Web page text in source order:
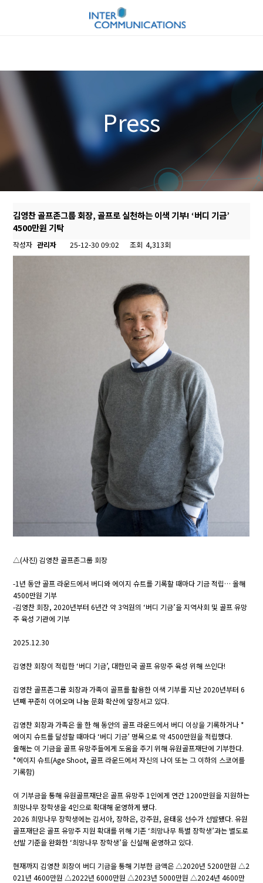
Press
김영찬 골프존그룹 회장, 골프로 실천하는 이색 기부! ‘버디 기금’
4500만원 기탁
작성자 관리자 25-12-30 09:02 조회 4,313회
△(사진) 김영찬 골프존그룹 회장
-1년 동안 골프 라운드에서 버디와 에이지 슈트를 기록할 때마다 기금 적립… 올해
4500만원 기부
-김영찬 회장, 2020년부터 6년간 약 3억원의 ‘버디 기금’을 지역사회 및 골프 유망
주 육성 기관에 기부
2025.12.30
김영찬 회장이 적립한 ‘버디 기금’, 대한민국 골프 유망주 육성 위해 쓰인다!
김영찬 골프존그룹 회장과 가족이 골프를 활용한 이색 기부를 지난 2020년부터 6
년째 꾸준히 이어오며 나눔 문화 확산에 앞장서고 있다.
김영찬 회장과 가족은 올 한 해 동안의 골프 라운드에서 버디 이상을 기록하거나 *
에이지 슈트를 달성할 때마다 ‘버디 기금’ 명목으로 약 4500만원을 적립했다.
올해는 이 기금을 골프 유망주들에게 도움을 주기 위해 유원골프재단에 기부한다.
*에이지 슈트(Age Shoot, 골프 라운드에서 자신의 나이 또는 그 이하의 스코어를
기록함)
이 기부금을 통해 유원골프재단은 골프 유망주 1인에게 연간 1200만원을 지원하는
희망나무 장학생을 4인으로 확대해 운영하게 됐다.
2026 희망나무 장학생에는 김서아, 장하은, 강주원, 윤태웅 선수가 선발됐다. 유원
골프재단은 골프 유망주 지원 확대를 위해 기존 ‘희망나무 특별 장학생’과는 별도로
선발 기준을 완화한 ‘희망나무 장학생’을 신설해 운영하고 있다.
현재까지 김영찬 회장이 버디 기금을 통해 기부한 금액은 △2020년 5200만원 △2
021년 4600만원 △2022년 6000만원 △2023년 5000만원 △2024년 4600만